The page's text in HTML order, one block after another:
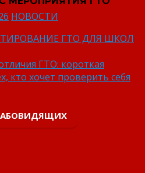
НОВОСТИ
ГТО ДЛЯ ШКОЛ
ГТО: короткая
кто хочет проверить себя